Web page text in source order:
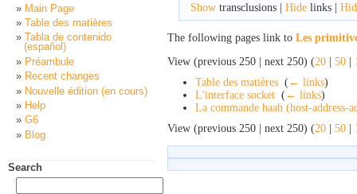
Showtransclusions | Hidelinks |
The following pages link to Les
View (previous 250 | next 250) (20 | 50 |
Table des matières ( ← links)
L'interface socket ( ← links)
La commande haah (host-address-
View (previous 250 | next 250) (20 | 50 |
Main Page
Table des matières
Tabla de contenido
(español)
Préambule
Recent changes
Nouvelle édition (en cours)
Help
G6
Blog
Search